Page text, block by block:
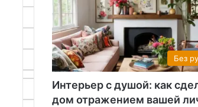
Без
Интерьер с душой: как
дом отражением вашей